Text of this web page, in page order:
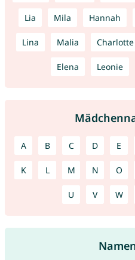
Lia Mila Hannah
Lina Malia Charlotte
Elena Leonie
A B C D E
K L M N O
U V W